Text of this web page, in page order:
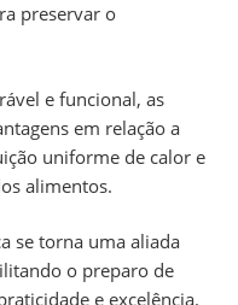
preservar o
e funcional, as
em relação a
uniforme de calor e
alimentos.
se torna uma aliada
o preparo de
e excelência.